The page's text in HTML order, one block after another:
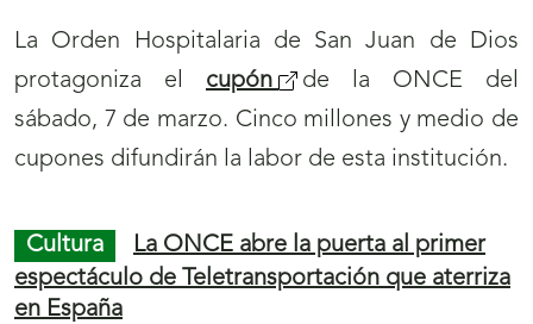
a
a
c
La Orden Hospitalaria de San Juan de Dios
protagoniza el cupón
de la ONCE del
sábado, 7 de marzo. Cinco millones y medio de
cupones difundirán la labor de esta institución.
Cultura
La ONCE abre la puerta al primer
espectáculo de Teletransportación que aterriza
en España